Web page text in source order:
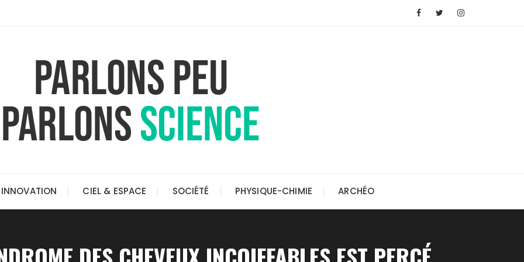
INNOVATION CIEL & ESPACE SOCIÉTÉ PHYSIQUE-CHIMIE ARCHÉO